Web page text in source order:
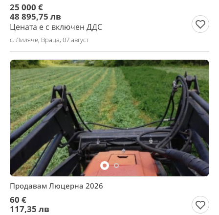
25 000 €
48 895,75 лв
Цената е с включен ДДС
с. Лиляче, Враца, 07 август
Продавам Люцерна 2026
60 €
117,35 лв